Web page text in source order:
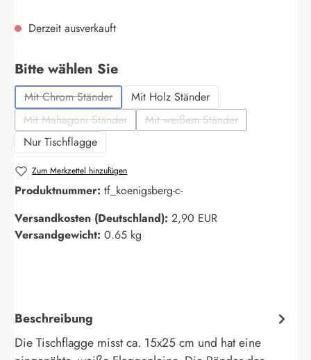
Derzeit ausverkauft
Bitte wählen Sieauswählen
Mit Chrom Ständer
(Diese Option ist zurzeit nicht verfügbar.)
Mit Holz Ständer
Mit Mahagoni Ständer
(Diese Option ist zurzeit nicht verfügbar.)
Mit weißem Ständer
(Diese Option ist zurzeit
Nur Tischflagge
Zum Merkzettel hinzufügen
Produktnummer: tf_koenigsberg-c-
Versandkosten (Deutschland): 2,90 EUR
Versandgewicht: 0.65 kg
Beschreibung
Die Tischflagge misst ca. 15x25 cm und hat eine